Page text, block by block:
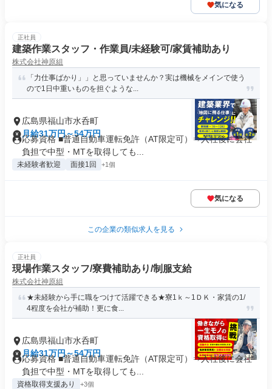
気になる
正社員
建築作業スタッフ・作業員/未経験可/家賃補助あり
株式会社神原組
「力仕事ばかり」」と思っていませんか？実は機械をメインで使う
ので1日中重いものを担ぐような...
広島県福山市水呑町
月給31万円～54万円
応募資格 ■普通自動車運転免許（AT限定可）⇒入社後に会社
負担で中型・MTを取得しても...
未経験者歓迎 面接1回 +1個
気になる
この企業の類似求人を見る
正社員
現場作業スタッフ/寮費補助あり/制服支給
株式会社神原組
★未経験から手に職をつけて活躍できる★寮1ｋ～1ＤＫ・家賃の1/
4程度を会社が補助！更に食...
広島県福山市水呑町
月給31万円～54万円
応募資格 ■普通自動車運転免許（AT限定可）⇒入社後に会社
負担で中型・MTを取得しても...
資格取得支援あり +3個